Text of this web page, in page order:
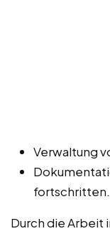
Verwaltung
fortschritten.
Durch die Arbeit